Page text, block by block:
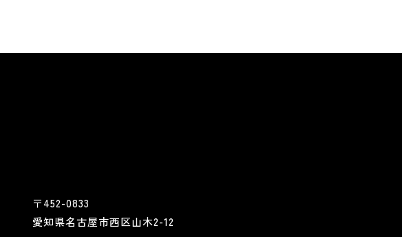
〒452-0833
愛知県名古屋市西区山木2-12